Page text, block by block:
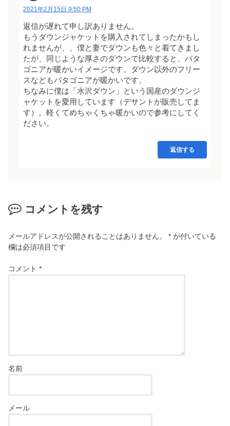
2021年2月15日 9:50 PM
返信が遅れて申し訳ありません。
もうダウンジャケットを購入されてしまったかもし
れませんが、、僕と妻でダウンも色々と着てきまし
たが、同じような厚さのダウンで比較すると、パタ
ゴニアが暖かいイメージです。ダウン以外のフリー
スなどもパタゴニアが暖かいです。
ちなみに僕は「水沢ダウン」という国産のダウンジ
ャケットを愛用しています（デサントが販売してま
す）。軽くてめちゃくちゃ暖かいので参考にしてく
ださい。
返信する
コメントを残す
メールアドレスが公開されることはありません。 * が付いている
欄は必須項目です
コメント*
名前
メール